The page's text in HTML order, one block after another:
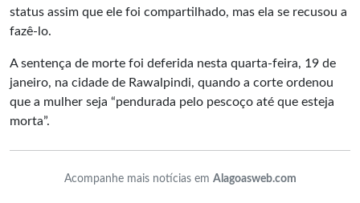
status assim que ele foi compartilhado, mas ela se recusou a
fazê-lo.
A sentença de morte foi deferida nesta quarta-feira, 19 de
janeiro, na cidade de Rawalpindi, quando a corte ordenou
que a mulher seja “pendurada pelo pescoço até que esteja
morta”.
Acompanhe mais notícias em Alagoasweb.com